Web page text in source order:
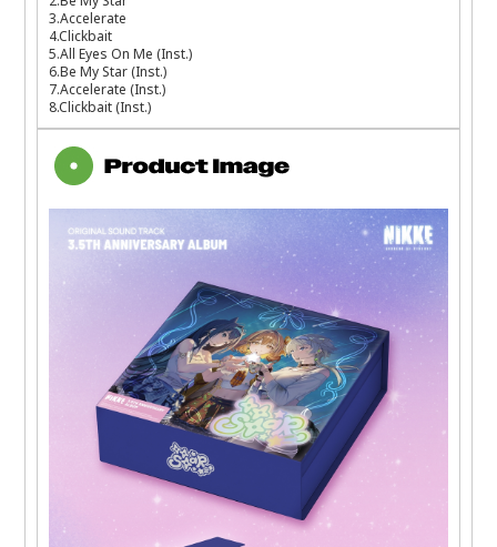
3.Accelerate
4.Clickbait
5.All Eyes On Me (Inst.)
6.Be My Star (Inst.)
7.Accelerate (Inst.)
8.Clickbait (Inst.)